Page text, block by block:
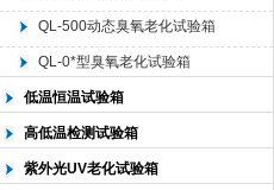
北京中科环试仪器有限公司
QL-500动态臭氧老化试验箱
QL-0*型臭氧老化试验箱
低温恒温试验箱
高低温检测试验箱
紫外光UV老化试验箱